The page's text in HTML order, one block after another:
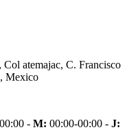
atemajac, C. Francisco
Mexico
- M: 00:00-00:00 - J: